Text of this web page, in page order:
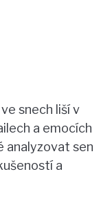
snech liší v
a emocích
analyzovat sen
a